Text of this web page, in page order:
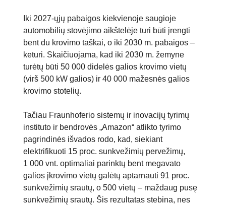
Iki 2027-ųjų pabaigos kiekvienoje saugioje
automobilių stovėjimo aikštelėje turi būti įrengti
bent du krovimo taškai, o iki 2030 m. pabaigos –
keturi. Skaičiuojama, kad iki 2030 m. žemyne
turėtų būti 50 000 didelės galios krovimo vietų
(virš 500 kW galios) ir 40 000 mažesnės galios
krovimo stotelių.
Tačiau Fraunhoferio sistemų ir inovacijų tyrimų
instituto ir bendrovės „Amazon“ atlikto tyrimo
pagrindinės išvados rodo, kad, siekiant
elektrifikuoti 15 proc. sunkvežimių pervežimų,
1 000 vnt. optimaliai parinktų bent megavato
galios įkrovimo vietų galėtų aptarnauti 91 proc.
sunkvežimių srautų, o 500 vietų – maždaug pusę
sunkvežimių srautų. Šis rezultatas stebina, nes